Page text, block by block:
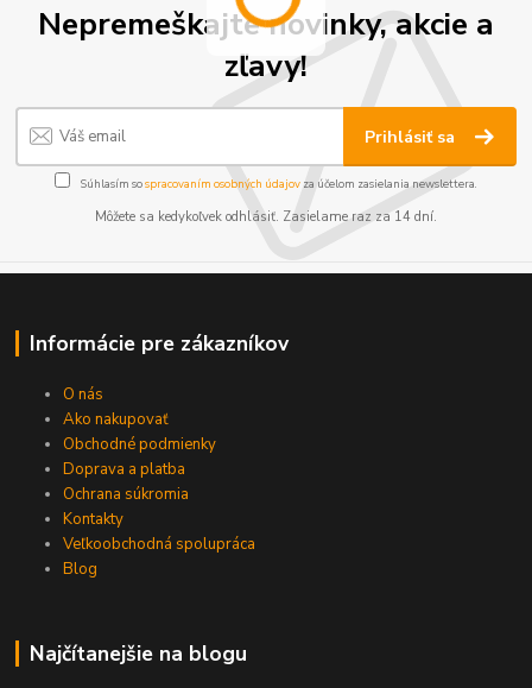
Nepremeškajte novinky, akcie a
zľavy!
Prihlásiť sa
Súhlasím sospracovaním osobných údajov za účelom zasielania newslettera.
Môžete sa kedykoľvek odhlásiť. Zasielame raz za 14 dní.
Informácie pre zákazníkov
O nás
Ako nakupovať
Obchodné podmienky
Doprava a platba
Ochrana súkromia
Kontakty
Veľkoobchodná spolupráca
Blog
Najčítanejšie na blogu